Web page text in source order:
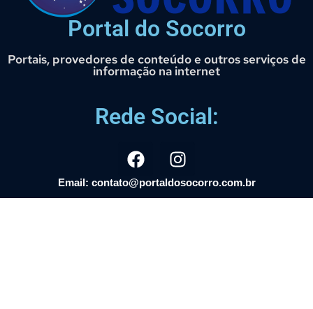
Portal do Socorro
Portais, provedores de conteúdo e outros serviços de
informação na internet
Rede Social:
Email: contato@portaldosocorro.com.br